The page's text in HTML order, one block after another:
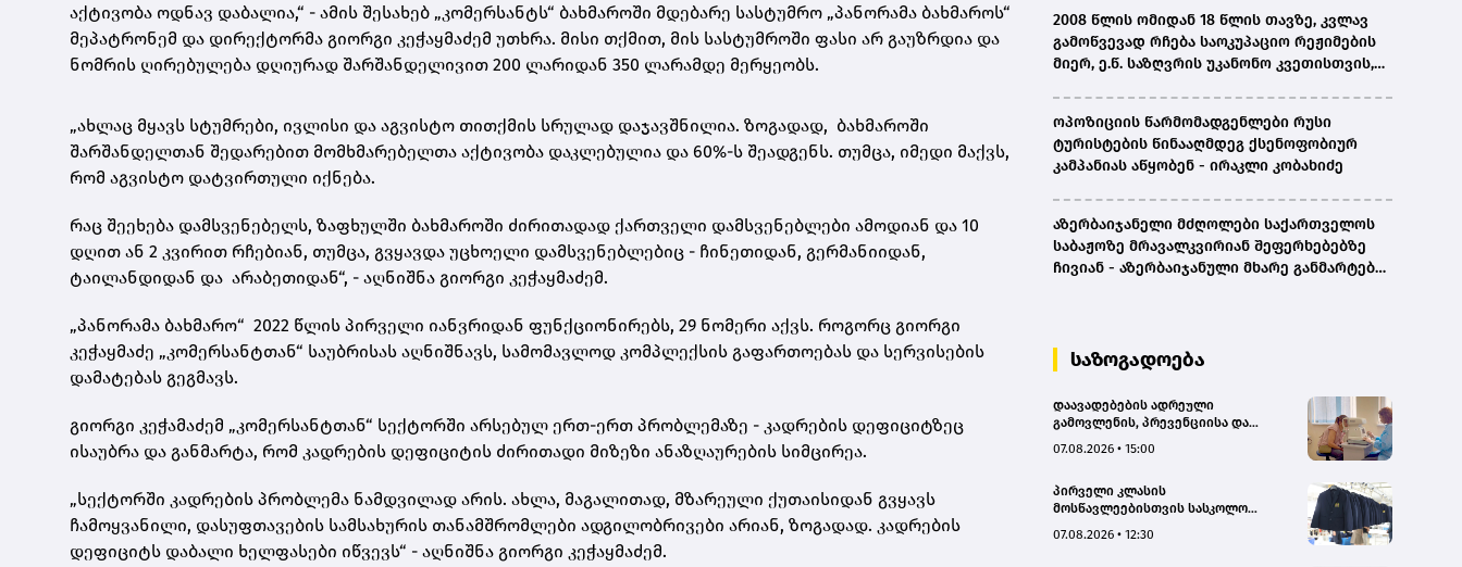
აქტივობა ოდნავ დაბალია,“ - ამის შესახებ „კომერსანტს“ ბახმაროში მდებარე სასტუმრო „პანორამა ბახმაროს“
მეპატრონემ და დირექტორმა გიორგი კეჭაყმაძემ უთხრა. მისი თქმით, მის სასტუმროში ფასი არ გაუზრდია და
ნომრის ღირებულება დღიურად შარშანდელივით 200 ლარიდან 350 ლარამდე მერყეობს.
„ახლაც მყავს სტუმრები, ივლისი და აგვისტო თითქმის სრულად დაჯავშნილია. ზოგადად, ბახმაროში
შარშანდელთან შედარებით მომხმარებელთა აქტივობა დაკლებულია და 60%-ს შეადგენს. თუმცა, იმედი მაქვს,
რომ აგვისტო დატვირთული იქნება.
რაც შეეხება დამსვენებელს, ზაფხულში ბახმაროში ძირითადად ქართველი დამსვენებლები ამოდიან და 10
დღით ან 2 კვირით რჩებიან, თუმცა, გვყავდა უცხოელი დამსვენებლებიც - ჩინეთიდან, გერმანიიდან,
ტაილანდიდან და არაბეთიდან“, - აღნიშნა გიორგი კეჭაყმაძემ.
„პანორამა ბახმარო“ 2022 წლის პირველი იანვრიდან ფუნქციონირებს, 29 ნომერი აქვს. როგორც გიორგი
კეჭაყმაძე „კომერსანტთან“ საუბრისას აღნიშნავს, სამომავლოდ კომპლექსის გაფართოებას და სერვისების
დამატებას გეგმავს.
გიორგი კეჭამაძემ „კომერსანტთან“ სექტორში არსებულ ერთ-ერთ პრობლემაზე - კადრების დეფიციტზეც
ისაუბრა და განმარტა, რომ კადრების დეფიციტის ძირითადი მიზეზი ანაზღაურების სიმცირეა.
„სექტორში კადრების პრობლემა ნამდვილად არის. ახლა, მაგალითად, მზარეული ქუთაისიდან გვყავს
ჩამოყვანილი, დასუფთავების სამსახურის თანამშრომლები ადგილობრივები არიან, ზოგადად. კადრების
დეფიციტს დაბალი ხელფასები იწვევს“ - აღნიშნა გიორგი კეჭაყმაძემ.
2008 წლის ომიდან 18 წლის თავზე, კვლავ
გამოწვევად რჩება საოკუპაციო რეჟიმების
მიერ, ე.წ. საზღვრის უკანონო კვეთისთვის,
ენაზე განათლების ხელმისაწვდომობა-
სახალხო დამცველი
ოპოზიციის წარმომადგენლები რუსი
ტურისტების წინააღმდეგ ქსენოფობიურ
კამპანიას აწყობენ - ირაკლი კობახიძე
აზერბაიჯანელი მძღოლები საქართველოს
საბაჟოზე მრავალკვირიან შეფერხებებზე
ჩივიან - აზერბაიჯანული მხარე განმარტებას
საზოგადოება
დაავადებების ადრეული
გამოვლენის, პრევენციისა და
მომსახურებაზე ხელმისაწვდომობის
დედოფლისწყაროში, სამედიცინო
სკრინინგი გაიმართა – ჯანდაცვის
სამინისტრო
07.08.2026 • 15:00
პირველი კლასის
მოსწავლეებისთვის სასკოლო
სექტემბრის პერიოდში
07.08.2026 • 12:30